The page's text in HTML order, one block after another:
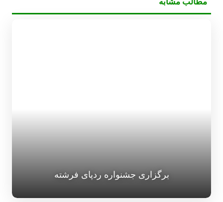
برگزاری جشنواره ردپای فرشته